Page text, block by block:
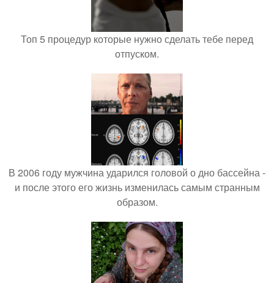
Топ 5 процедур которые нужно сделать тебе перед
отпуском.
В 2006 году мужчина ударился головой о дно бассейна -
и после этого его жизнь изменилась самым странным
образом.